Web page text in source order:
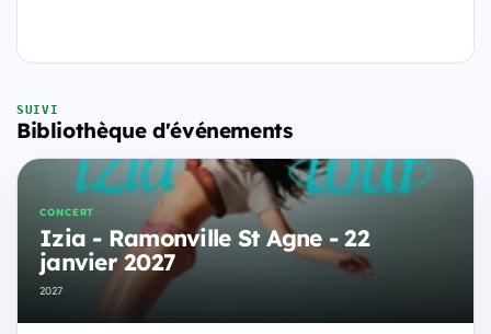
SUIVI
Bibliothèque d'événements
CONCERT
Izia - Ramonville St Agne - 22
janvier 2027
2027